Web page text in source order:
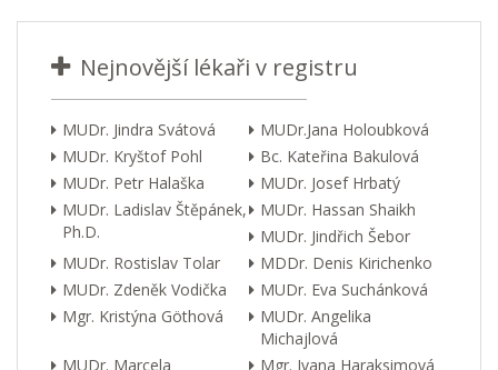
Nejnovější lékaři v registru
MUDr. Jindra Svátová
MUDr.Jana Holoubková
MUDr. Kryštof Pohl
Bc. Kateřina Bakulová
MUDr. Petr Halaška
MUDr. Josef Hrbatý
MUDr. Ladislav Štěpánek,
Ph.D.
MUDr. Hassan Shaikh
MUDr. Jindřich Šebor
MUDr. Rostislav Tolar
MDDr. Denis Kirichenko
MUDr. Zdeněk Vodička
MUDr. Eva Suchánková
Mgr. Kristýna Göthová
MUDr. Angelika
Michajlová
MUDr. Marcela
Mgr. Ivana Haraksimová